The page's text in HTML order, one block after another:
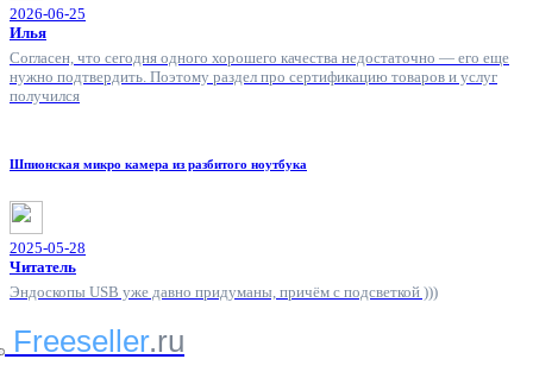
2026-06-25
Илья
Согласен, что сегодня одного хорошего качества недостаточно — его еще
нужно подтвердить. Поэтому раздел про сертификацию товаров и услуг
получился
Шпионская микро камера из разбитого ноутбука
2025-05-28
Читатель
Эндоскопы USB уже давно придуманы, причём с подсветкой )))
Freeseller.ru